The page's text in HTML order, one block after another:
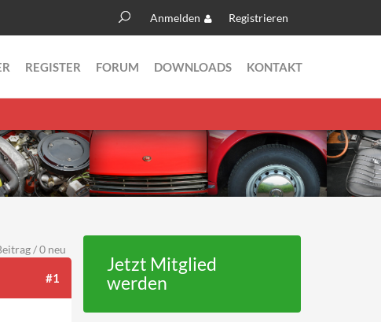
Anmelden Registrieren
Suchformular
Suche
REGISTER FORUM DOWNLOADS KONTAKT
/ 0 neu
#1
Jetzt Mitglied
werden